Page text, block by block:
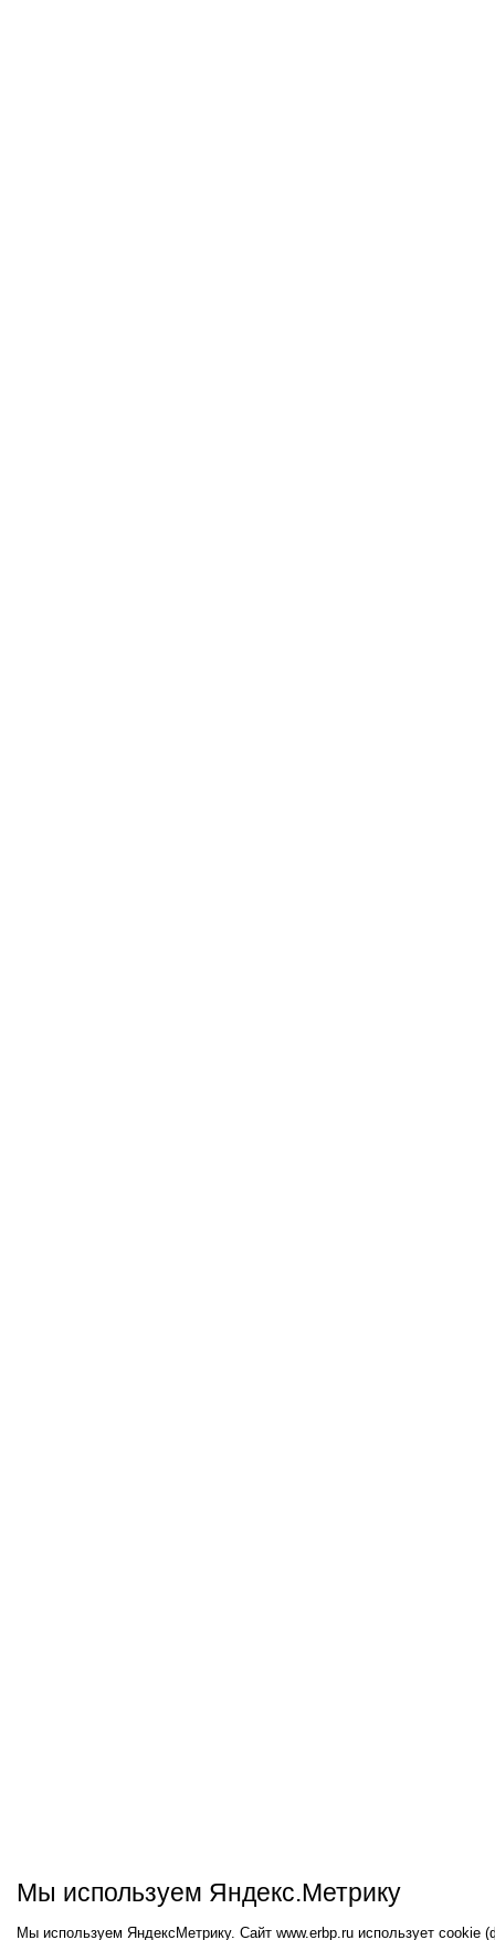
Мы используем Яндекс.Метрику
Мы используем ЯндексМетрику. Сайт www.erbp.ru использует